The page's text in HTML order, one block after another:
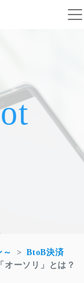
BtoB決済
オーソリ」とは？